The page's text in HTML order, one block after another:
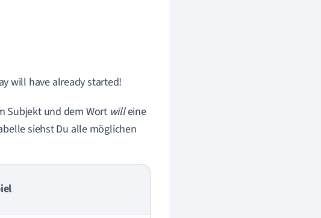
will have already started!
Subjekt und dem Wort willeine
siehst Du alle möglichen